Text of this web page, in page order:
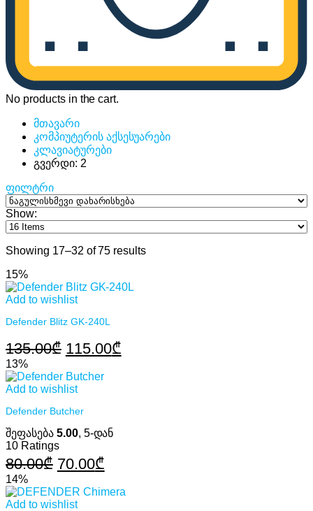
No products in the cart.
მთავარი
კომპიუტერის აქსესუარები
კლავიატურები
გვერდი: 2
ფილტრი
Show:
Showing 17–32 of 75 results
15%
Add to wishlist
Defender Blitz GK-240L
135.00₾ Original
was:
115.00₾Current
13%
Add to wishlist
Defender Butcher
შეფასება 5.00, 5-დან
10 Ratings
80.00₾ Original
was:
70.00₾Current
is:
14%
Add to wishlist